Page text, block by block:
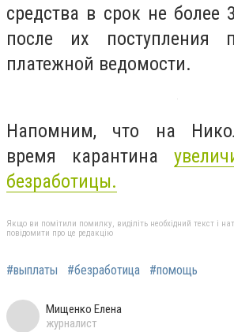
средства в срок не более
после их поступления
платежной ведомости.
Напомним, что на
время карантина
безработицы.
Якщо ви помітили помилку, виділіть необхідний текст і
повідомити про це редакцію
#выплаты #безработица #помощь
Мищенко Елена
журналист